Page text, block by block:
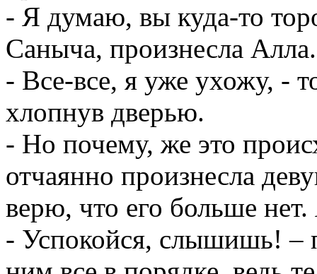
- Я думаю, вы куда-то
Саныча, произнесла Алла.
- Все-все, я уже ухожу, -
хлопнув дверью.
- Но почему, же это
отчаянно произнесла
верю, что его больше
- Успокойся, слышишь! –